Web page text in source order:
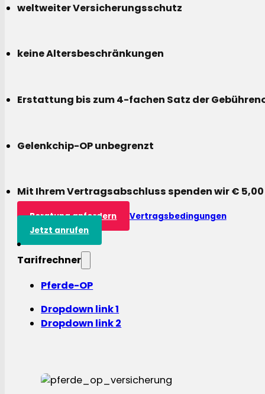
weltweiter Versicherungsschutz
keine Altersbeschränkungen
Erstattung bis zum 4-fachen Satz der
Gelenkchip-OP unbegrenzt
Mit Ihrem Vertragsabschluss spenden wir €
Beratung anfordern
Vertragsbedingungen
Jetzt anrufen
Tarifrechner
Pferde-OP
Dropdown link 1
Dropdown link 2